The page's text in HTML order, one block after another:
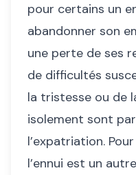
pour certains un
abandonner son
une perte de ses
de difficultés
la tristesse ou de
isolement sont
l’expatriation.
l’ennui est un